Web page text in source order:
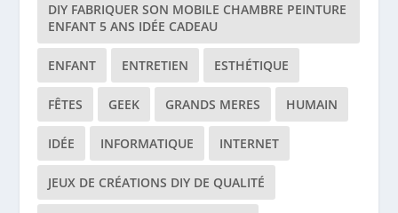
DIY FABRIQUER SON MOBILE CHAMBRE PEINTURE
ENFANT 5 ANS IDÉE CADEAU
ENFANT ENTRETIEN ESTHÉTIQUE
FÊTES GEEK GRANDS MERES HUMAIN
IDÉE INFORMATIQUE INTERNET
JEUX DE CRÉATIONS DIY DE QUALITÉ